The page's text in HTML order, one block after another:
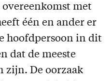
met
één en ander er
hoofdpersoon in dit
dat de meeste
zijn. De oorzaak